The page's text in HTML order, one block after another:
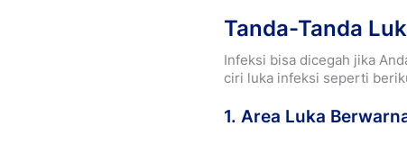
Tanda-Tanda
Infeksi bisa dicegah jika
ciri luka infeksi seperti
1. Area Luka